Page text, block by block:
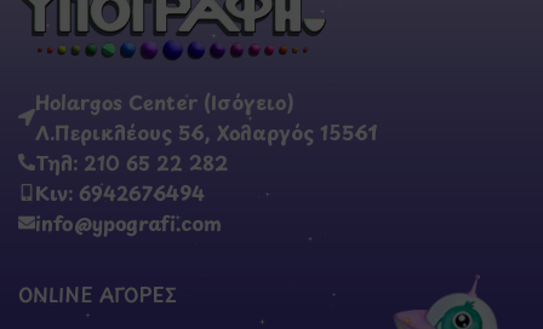
Holargos Center (Ισόγειο)
Λ.Περικλέους 56, Χολαργός 15561
Τηλ: 210 65 22 282
Κιν: 6942676494
info@ypografi.com
ONLINE ΑΓΟΡΕΣ